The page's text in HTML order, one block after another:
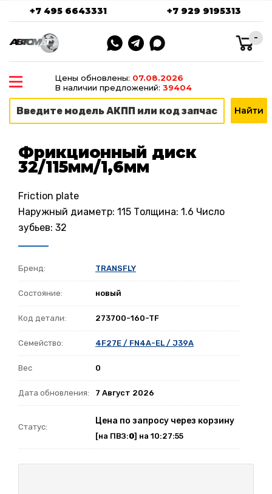
+7 495 6643331 +7 929 9195313
-
Цены обновлены: 07.08.2026
В наличии предложений: 39404
Фрикционный диск
32/115мм/1,6мм
Friction plate
Наружный диаметр: 115 Толщина: 1.6 Число
зубьев: 32
Бренд: TRANSFLY
Состояние: новый
Код детали: 273700-160-TF
Семейство: 4F27E / FN4A-EL / J39A
Вес 0
Дата обновления: 7 Август 2026
Статус:
Цена по запросу через корзину
[на ПВЗ:0] на 10:27:55